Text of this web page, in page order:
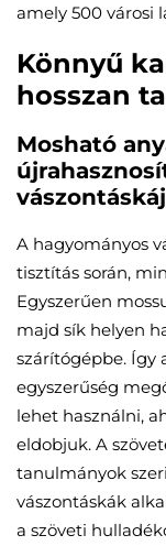
amely 500 városi
Könnyű
hosszan
Mosható
A hagyományos
tisztítás során,
Egyszerűen
majd sík helyen
szárítógépbe. Így
egyszerűség
lehet használni,
eldobjuk. A
tanulmányok
vászontáskák
a szöveti